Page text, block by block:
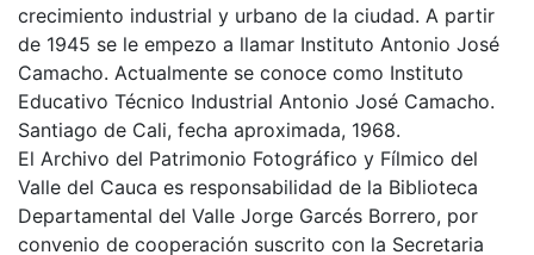
crecimiento industrial y urbano de la ciudad. A partir
de 1945 se le empezo a llamar Instituto Antonio José
Camacho. Actualmente se conoce como Instituto
Educativo Técnico Industrial Antonio José Camacho.
Santiago de Cali, fecha aproximada, 1968.
El Archivo del Patrimonio Fotográfico y Fílmico del
Valle del Cauca es responsabilidad de la Biblioteca
Departamental del Valle Jorge Garcés Borrero, por
convenio de cooperación suscrito con la Secretaria